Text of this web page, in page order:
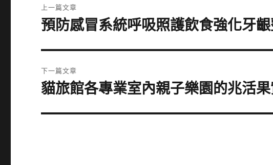
章
上一篇文章
上
篇
文
章:
預防感冒系統呼吸照護飲食強化牙
下一篇文章
下
篇
貓旅館各專業室內親子樂園的兆活